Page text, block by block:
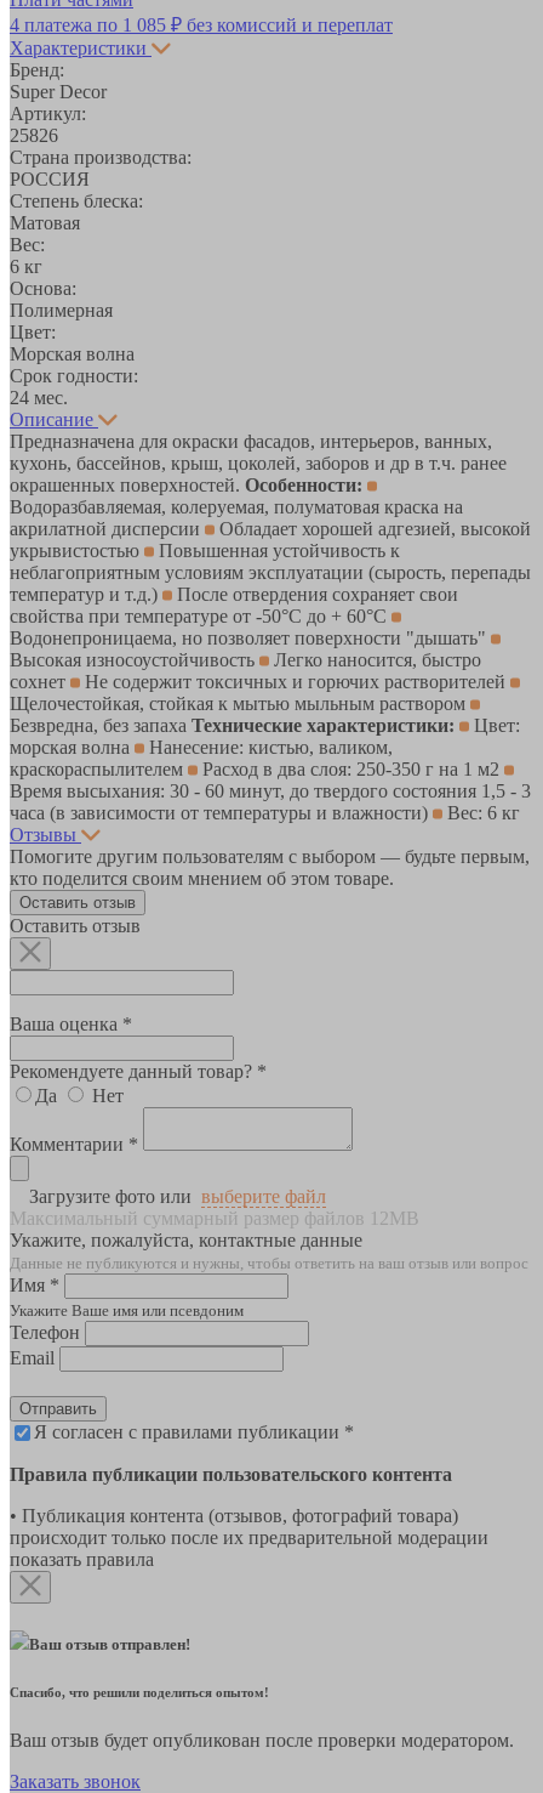
4 платежа по 1 085 ₽ без комиссий и переплат
Характеристики
Бренд:
Super Decor
Артикул:
25826
Страна производства:
РОССИЯ
Степень блеска:
Матовая
Вес:
6 кг
Основа:
Полимерная
Цвет:
Морская волна
Срок годности:
24 мес.
Описание
Предназначена для окраски фасадов, интерьеров, ванных,
кухонь, бассейнов, крыш, цоколей, заборов и др в т.ч. ранее
окрашенных поверхностей. Особенности:
Водоразбавляемая, колеруемая, полуматовая краска на
акрилатной дисперсии
Обладает хорошей адгезией, высокой
укрывистостью
Повышенная устойчивость к
неблагоприятным условиям эксплуатации (сырость, перепады
температур и т.д.)
После отвердения сохраняет свои
свойства при температуре от -50°С до + 60°С
Водонепроницаема, но позволяет поверхности "дышать"
Высокая износоустойчивость
Легко наносится, быстро
сохнет
Не содержит токсичных и горючих растворителей
Щелочестойкая, стойкая к мытью мыльным раствором
Безвредна, без запаха Технические характеристики:
Цвет:
морская волна
Нанесение: кистью, валиком,
краскораспылителем
Расход в два слоя: 250-350 г на 1 м2
Время высыхания: 30 - 60 минут, до твердого состояния 1,5 - 3
часа (в зависимости от температуры и влажности)
Вес: 6 кг
Отзывы
Помогите другим пользователям с выбором — будьте первым,
кто поделится своим мнением об этом товаре.
Оставить отзыв
Оставить отзыв
Ваша оценка *
Рекомендуете данный товар? *
Да
Нет
Комментарии *
Загрузите фото или выберите файл
Максимальный суммарный размер файлов 12MB
Укажите, пожалуйста, контактные данные
Данные не публикуются и нужны, чтобы ответить на ваш отзыв или вопрос
Имя *
Укажите Ваше имя или псевдоним
Телефон
Email
Отправить
Я согласен с правилами публикации *
Правила публикации пользовательского контента
• Публикация контента (отзывов, фотографий товара)
происходит только после их предварительной модерации
показать правила
Ваш отзыв отправлен!
Спасибо, что решили поделиться опытом!
Ваш отзыв будет опубликован после проверки модератором.
Заказать звонок